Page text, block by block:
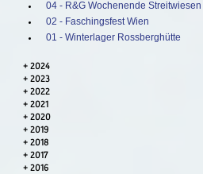
04 - R&G Wochenende Streitwiesen
02 - Faschingsfest Wien
01 - Winterlager Rossberghütte
2024
2023
2022
2021
2020
2019
2018
2017
2016